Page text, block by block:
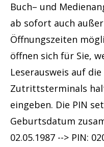
Buch– und
ab sofort auch
Öffnungszeiten
öffnen sich für Sie,
Leserausweis auf
Zutrittsterminals
eingeben. Die PIN
Geburtsdatum
02.05.1987 --> PIN: